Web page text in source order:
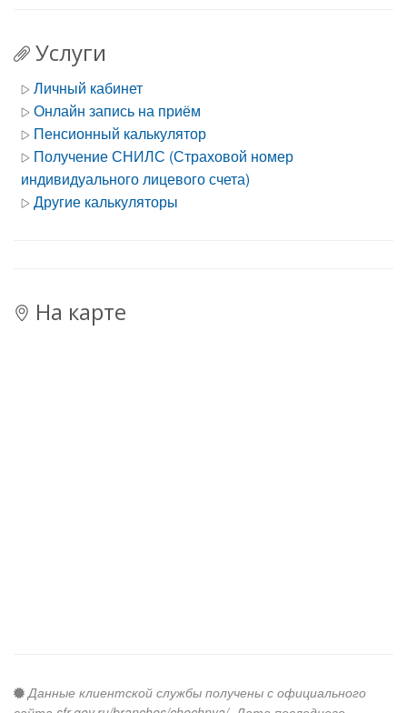
Услуги
Личный кабинет
Онлайн запись на приём
Пенсионный калькулятор
Получение СНИЛС (Страховой номер
индивидуального лицевого счета)
Другие калькуляторы
На карте
Данные клиентской службы получены с официального